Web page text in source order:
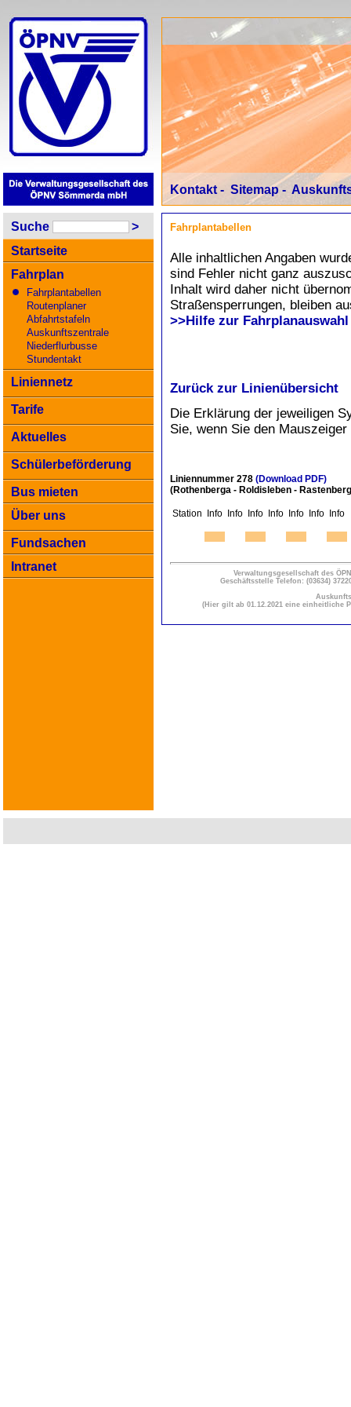
Suche
>
Startseite
Fahrplan
Fahrplantabellen
Routenplaner
Abfahrtstafeln
Auskunftszentrale
Niederflurbusse
Stundentakt
Liniennetz
Tarife
Aktuelles
Schülerbeförderung
Bus mieten
Über uns
Fundsachen
Intranet
Kontakt- Sitemap-
Fahrplantabellen
Alle inhaltlichen Angaben
sind Fehler nicht ganz
Inhalt wird daher nicht
Straßensperrungen, bleiben
>>Hilfe zur
Zurück zur Linienübersicht
Die Erklärung der jeweiligen
Sie, wenn Sie den
Liniennummer 278 (Download PDF)
(Rothenberga - Roldisleben -
Station Info Info Info Info Info Info Info
Verwaltungsgesellschaft des
Geschäftsstelle Telefon: (03634)
(Hier gilt ab 01.12.2021 eine einheitliche